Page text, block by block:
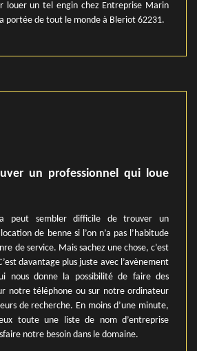
louer un tel engin chez Entreprise Marin
portée de tout le monde à Bleriot 62231.
un professionnel qui loue
peut sembler difficile de trouver un
de benne si l’on n’a pas l’habitude
de service. Mais sachez une chose, c’est
davantage plus juste avec l’avènement
nous donne la possibilité de faire des
notre téléphone ou sur notre ordinateur
de recherche. En moins d’une minute,
toute une liste de nom d’entreprise
notre besoin dans le domaine.